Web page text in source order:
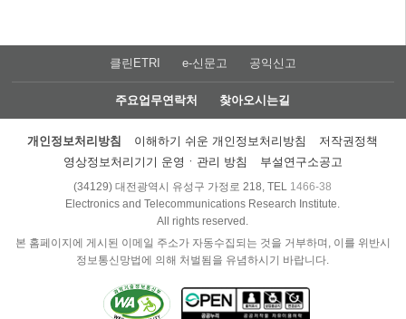
클린ETRI e-신문고 공익신고
주요업무연락처 찾아오시는길
개인정보처리방침 이해하기 쉬운 개인정보처리방침
저작권정책
영상정보처리기기 운영ㆍ관리 방침
부설연구소공고
(34129) 대전광역시 유성구 가정로 218, TEL 1466-38
Electronics and Telecommunications Research Institute.
All rights reserved.
본 홈페이지에 게시된 이메일 주소가 자동수집되는 것을 거부하며, 이를 위반시
정보통신망법에 의해 처벌됨을 유념하시기 바랍니다.